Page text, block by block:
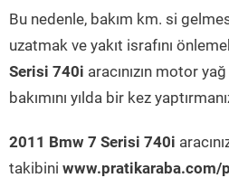
Bu nedenle, bakım km. si
uzatmak ve yakıt israfını
Serisi 740i aracınızın motor
bakımını yılda bir kez
2011 Bmw 7 Serisi 740i
takibini